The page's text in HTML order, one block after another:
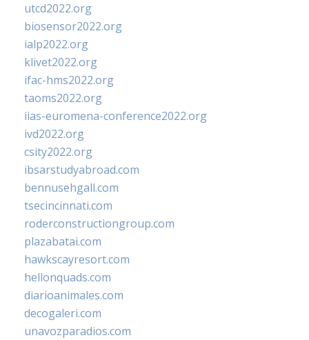
utcd2022.org
biosensor2022.org
ialp2022.org
klivet2022.org
ifac-hms2022.org
taoms2022.org
iias-euromena-conference2022.org
ivd2022.org
csity2022.org
ibsarstudyabroad.com
bennusehgall.com
tsecincinnati.com
roderconstructiongroup.com
plazabatai.com
hawkscayresort.com
hellonquads.com
diarioanimales.com
decogaleri.com
unavozparadios.com